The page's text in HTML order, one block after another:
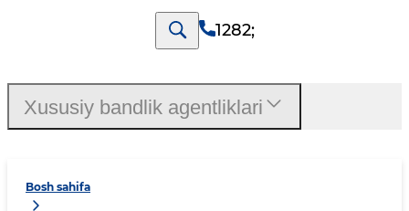
1282;
Bosh sahifa
Xususiy bandlik agentliklari